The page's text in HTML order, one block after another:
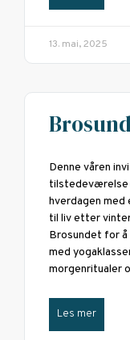
13. mai, 2025
Denne våren
tilstedeværelse
hverdagen med
til liv etter
Brosundet for å
med
morgenritualer
Les mer